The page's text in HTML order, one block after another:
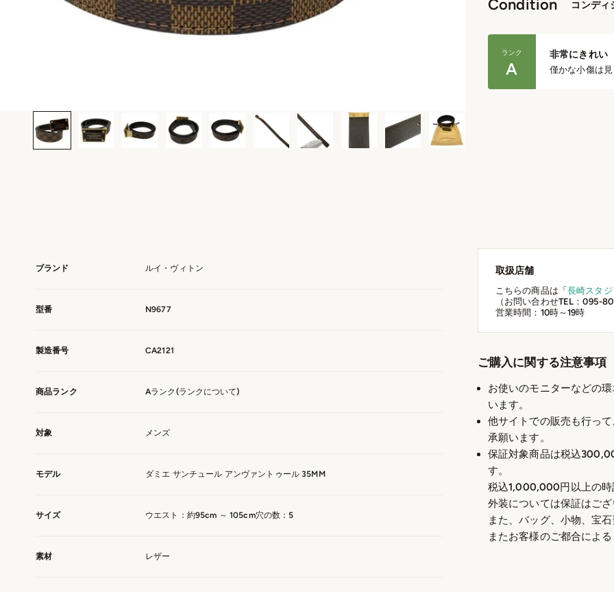
Condition コンディ
ランク
A
非常にきれい
僅かな小傷は
ブランド ルイ・ヴィトン
型番 N9677
製造番号 CA2121
商品ランク Aランク(ランクについて)
対象 メンズ
モデル ダミエ サンチュール アンヴァントゥール 35MM
サイズ ウエスト：約95cm ～ 105cm穴の数：5
素材 レザー
取扱店舗
こちらの商品は「長崎スタ
（お問い合わせTEL：095-
営業時間：10時～19時
ご購入に関する注意事項
お使いのモニターなどの
います。
他サイトでの販売も行っ
承願います。
保証対象商品は税込
す。
税込1,000,000円以上の時
外装については保証はござ
また、バッグ、小物、宝
またお客様のご都合によ